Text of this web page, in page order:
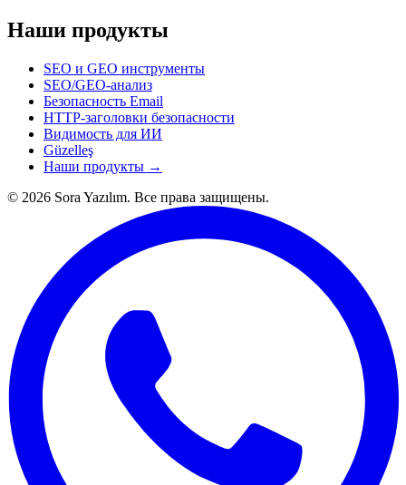
Наши продукты
SEO и GEO инструменты
SEO/GEO-анализ
Безопасность Email
HTTP-заголовки безопасности
Видимость для ИИ
Güzelleş
Наши продукты →
© 2026 Sora Yazılım. Все права защищены.